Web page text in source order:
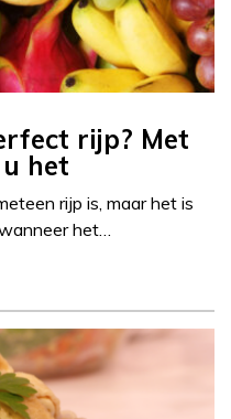
rijp? Met
het
rijp is, maar het is
het…